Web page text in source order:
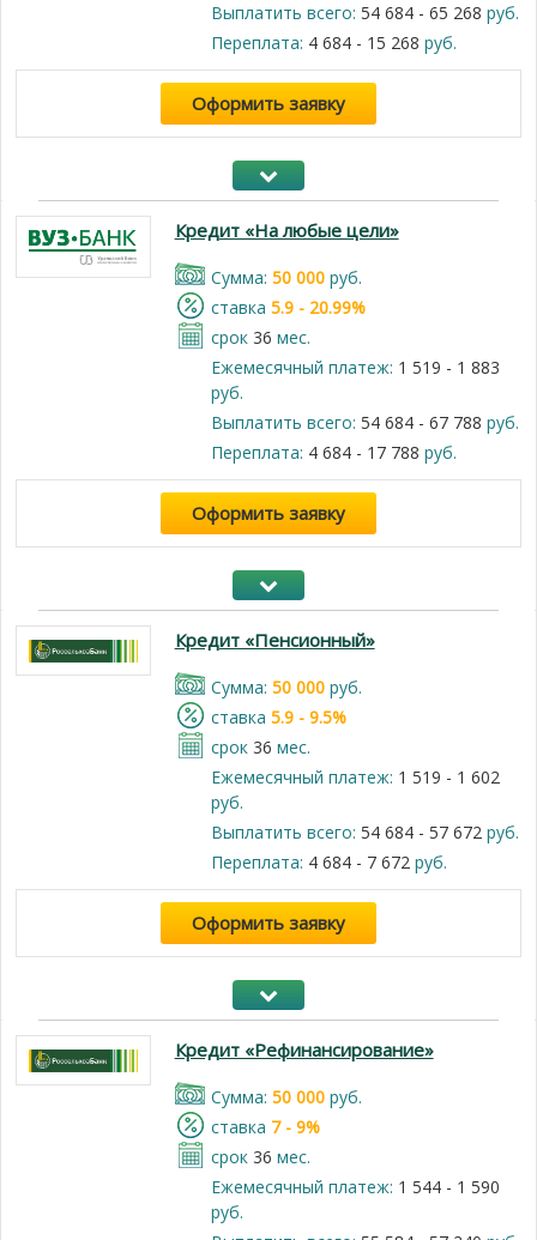
Выплатить всего: 54 684 - 65 268 руб.
Переплата: 4 684 - 15 268 руб.
Оформить заявку
Кредит «На любые цели»
Cумма: 50 000руб.
cтавка 5.9 - 20.99%
срок 36 мес.
Ежемесячный платеж: 1 519 - 1 883
руб.
Выплатить всего: 54 684 - 67 788 руб.
Переплата: 4 684 - 17 788 руб.
Оформить заявку
Кредит «Пенсионный»
Cумма: 50 000руб.
cтавка 5.9 - 9.5%
срок 36 мес.
Ежемесячный платеж: 1 519 - 1 602
руб.
Выплатить всего: 54 684 - 57 672руб.
Переплата: 4 684 - 7 672руб.
Оформить заявку
Кредит «Рефинансирование»
Cумма: 50 000руб.
cтавка 7 - 9%
срок 36 мес.
Ежемесячный платеж: 1 544 - 1 590
руб.